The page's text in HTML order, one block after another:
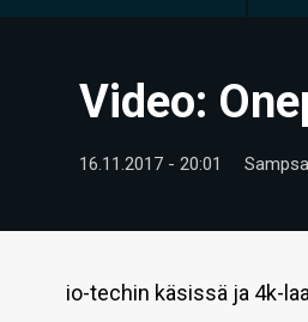
Video:
16.11.2017 - 20:01
io-techin käsissä ja 4k-